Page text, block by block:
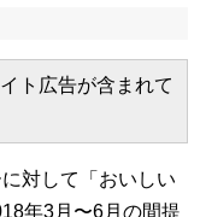
ト広告が含まれて
対して「おいしい
年3月〜6月の間提